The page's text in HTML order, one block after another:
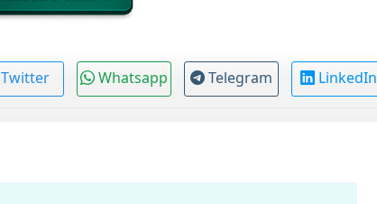
Twitter Whatsapp Telegram LinkedIn